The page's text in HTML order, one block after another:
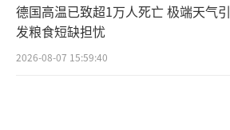
德国高温已致超1万人死亡 极端天气引
发粮食短缺担忧
2026-08-07 15:59:40